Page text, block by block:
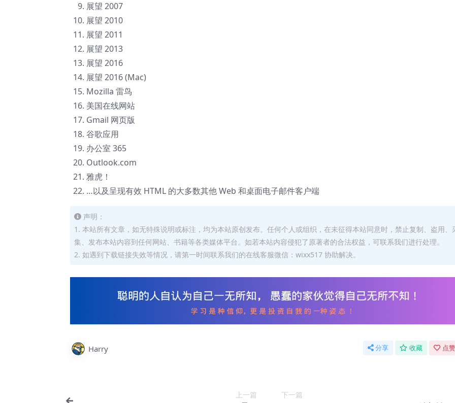
展望 2007
展望 2010
展望 2011
展望 2013
展望 2016
展望 2016 (Mac)
Mozilla 雷鸟
美国在线网站
Gmail 网页版
谷歌应用
办公室 365
Outlook.com
雅虎！
…以及呈现有效 HTML 的大多数其他 Web 和桌面电子邮件客户端
声明：
1. 本站所有文章，如无特殊说明或标注，均为本站原创发布。任何个人或组织，在未征得本站同意时，禁止复制、盗用、
集、发布本站内容到任何网站、书籍等各类媒体平台。如若本站内容侵犯了原著者的合法权益，可联系我们进行处理。
2. 如遇到下载链接失效等情况，请第一时间联系我们的在线客服微信：wixx517 协助解决。
Harry 分享 收藏 点
上一篇 下一篇